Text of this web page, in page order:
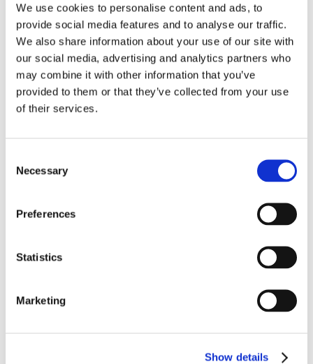
We use cookies to personalise content and ads, to
provide social media features and to analyse our traffic.
We also share information about your use of our site with
our social media, advertising and analytics partners who
may combine it with other information that you’ve
provided to them or that they’ve collected from your use
of their services.
Selection
Necessary
Preferences
Statistics
Marketing
Show details
regresso
La sentenza n. 16835 del 29 maggio 2026 della
Corte di Cassazione offre l'occasione per tornare
su un tema di grande rilievo teorico e pratico
nell'ambito delle obbligazioni solidali passive: il
rapporto tra l'azione di [...]
Diritto del Lavoro, Michela Colitta, Sentenze Cassazione
Roberto De Gaetano
News.